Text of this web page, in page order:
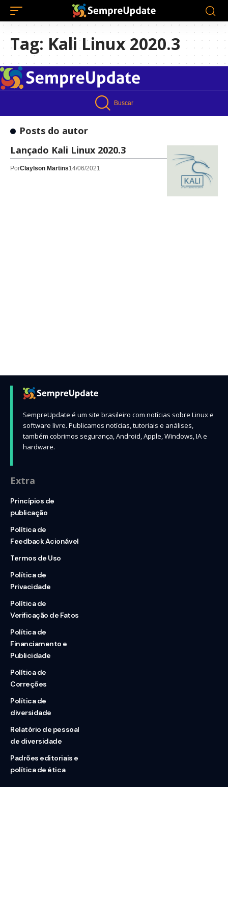
Tag: Kali Linux 2020.3
Buscar
Posts do autor
Lançado Kali Linux 2020.3
PorClaylson Martins14/06/2021
SempreUpdate é um site brasileiro com notícias sobre Linux e
software livre. Publicamos notícias, tutoriais e análises,
também cobrimos segurança, Android, Apple, Windows, IA e
hardware.
Extra
Princípios de
publicação
Política de
Feedback Acionável
Termos de Uso
Política de
Privacidade
Política de
Verificação de Fatos
Política de
Financiamento e
Publicidade
Política de
Correções
Política de
diversidade
Relatório de pessoal
de diversidade
Padrões editoriais e
política de ética